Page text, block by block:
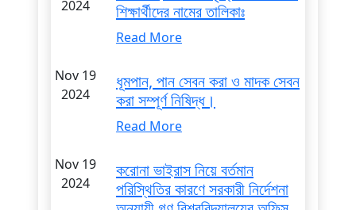
2024
শিক্ষার্থীদের নামের তালিকাঃ
Read More
Nov 19
2024
ধূমপান, পান সেবন করা ও মাদক সেবন
করা সম্পূর্ণ নিষিদ্ধ।
Read More
Nov 19
2024
করোনা ভাইরাস নিয়ে বর্তমান
পরিস্থিতির কারণে সরকারী নির্দেশনা